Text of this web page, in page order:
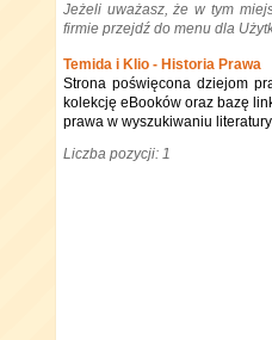
Jeżeli uważasz, że w tym
firmie przejdź do menu dla
Temida i Klio - Historia Prawa
Strona poświęcona dziejom
kolekcję eBooków oraz bazę
prawa w wyszukiwaniu
Liczba pozycji: 1